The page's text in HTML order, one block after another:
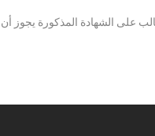
الشهادة المذكورة يجوز أن